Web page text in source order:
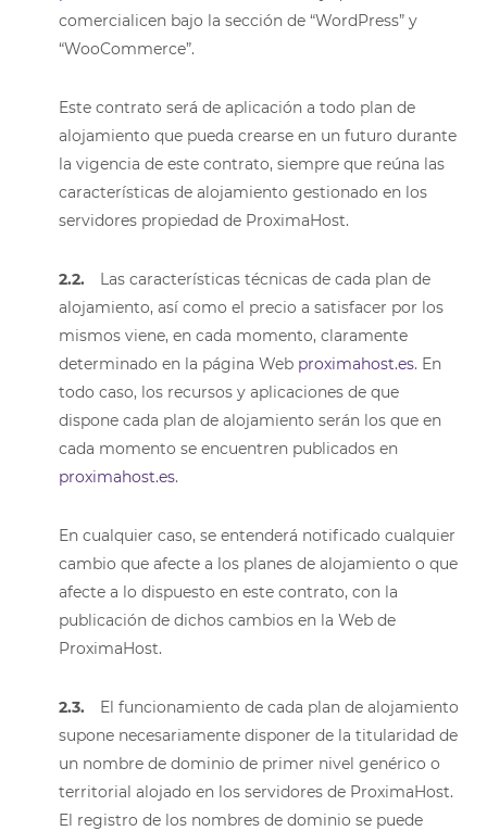
comercialicen bajo la sección de “WordPress” y
“WooCommerce”.
Este contrato será de aplicación a todo plan de
alojamiento que pueda crearse en un futuro durante
la vigencia de este contrato, siempre que reúna las
características de alojamiento gestionado en los
servidores propiedad de ProximaHost.
2.2.
Las características técnicas de cada plan de
alojamiento, así como el precio a satisfacer por los
mismos viene, en cada momento, claramente
determinado en la página Web proximahost.es. En
todo caso, los recursos y aplicaciones de que
dispone cada plan de alojamiento serán los que en
cada momento se encuentren publicados en
proximahost.es.
En cualquier caso, se entenderá notificado cualquier
cambio que afecte a los planes de alojamiento o que
afecte a lo dispuesto en este contrato, con la
publicación de dichos cambios en la Web de
ProximaHost.
2.3.
El funcionamiento de cada plan de alojamiento
supone necesariamente disponer de la titularidad de
un nombre de dominio de primer nivel genérico o
territorial alojado en los servidores de ProximaHost.
El registro de los nombres de dominio se puede